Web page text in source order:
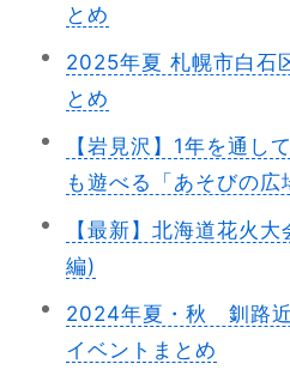
とめ
2025年夏 札幌市白石
とめ
【岩見沢】1年を通し
も遊べる「あそびの広
【最新】北海道花火
編)
2024年夏・秋 釧路近
イベントまとめ